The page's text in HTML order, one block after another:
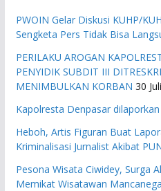
PWOIN Gelar Diskusi KUHP/
Sengketa Pers Tidak Bisa
PERILAKU AROGAN
PENYIDIK SUBDIT III
MENIMBULKAN KORBAN 30
Kapolresta Denpasar
Heboh, Artis Figuran Buat
Kriminalisasi Jurnalist Akibat
Pesona Wisata Ciwidey, Surga
Memikat Wisatawan